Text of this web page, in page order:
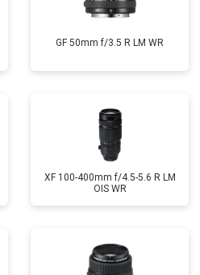
GF 50mm f/3.5 R LM WR
XF 100-400mm f/4.5-5.6 R LM
OIS WR